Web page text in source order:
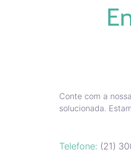
Conte com a
solucionada.
Telefone: (21)